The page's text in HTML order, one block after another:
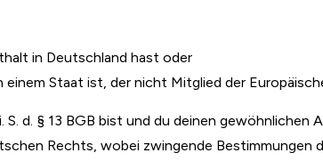
in Deutschland hast oder
Staat ist, der nicht Mitglied der
S. d. § 13 BGB bist und du deinen
Rechts, wobei zwingende